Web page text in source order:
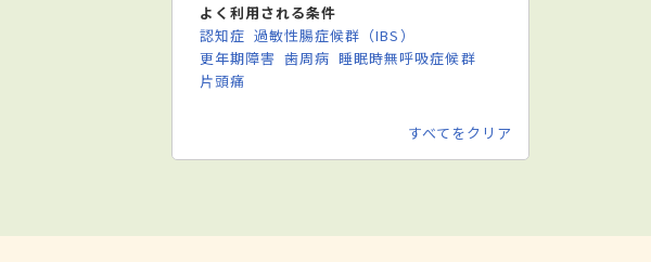
よく利用される条件
認知症 過敏性腸症候群（IBS）
更年期障害 歯周病 睡眠時無呼吸症候群
片頭痛
すべてをクリア